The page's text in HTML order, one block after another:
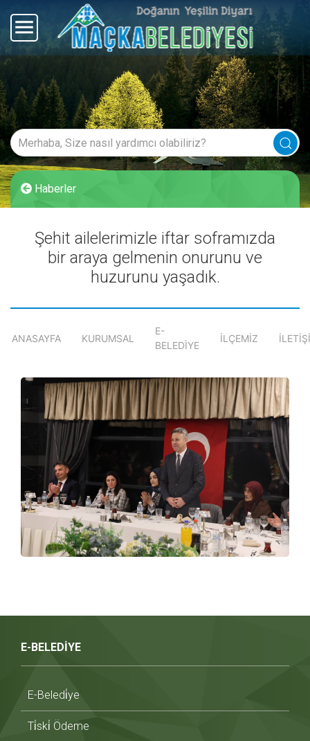
Haberler
Şehit ailelerimizle iftar soframızda
bir araya gelmenin onurunu ve
huzurunu yaşadık.
ANASAYFA KURUMSAL
E-
BELEDİYE
İLÇEMİZ
E-BELEDİYE
E-Beledi̇ye
Ti̇ski̇ Ödeme